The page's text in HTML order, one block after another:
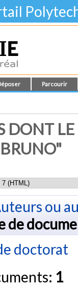
Parcourir
DONT
"
ou
de
doctorat
1